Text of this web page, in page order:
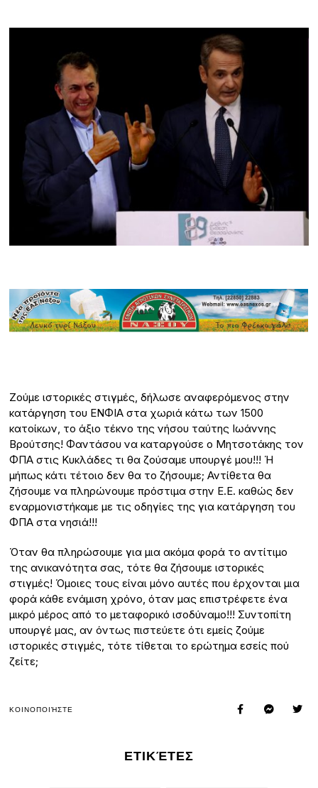
Ζούμε ιστορικές στιγμές, δήλωσε αναφερόμενος στην
κατάργηση του ΕΝΦΙΑ στα χωριά κάτω των 1500
κατοίκων, το άξιο τέκνο της νήσου ταύτης Ιωάννης
Βρούτσης! Φαντάσου να καταργούσε ο Μητσοτάκης τον
ΦΠΑ στις Κυκλάδες τι θα ζούσαμε υπουργέ μου!!! Ή
μήπως κάτι τέτοιο δεν θα το ζήσουμε; Αντίθετα θα
ζήσουμε να πληρώνουμε πρόστιμα στην Ε.Ε. καθώς δεν
εναρμονιστήκαμε με τις οδηγίες της για κατάργηση του
ΦΠΑ στα νησιά!!!
Όταν θα πληρώσουμε για μια ακόμα φορά το αντίτιμο
της ανικανότητα σας, τότε θα ζήσουμε ιστορικές
στιγμές! Όμοιες τους είναι μόνο αυτές που έρχονται μια
φορά κάθε ενάμιση χρόνο, όταν μας επιστρέφετε ένα
μικρό μέρος από το μεταφορικό ισοδύναμο!!! Συντοπίτη
υπουργέ μας, αν όντως πιστεύετε ότι εμείς ζούμε
ιστορικές στιγμές, τότε τίθεται το ερώτημα εσείς πού
ζείτε;
ΚΟΙΝΟΠΟΙΉΣΤΕ
ΕΤΙΚΈΤΕΣ